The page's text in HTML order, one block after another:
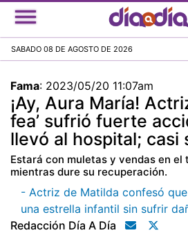
Pasar
al
SABADO 08 DE AGOSTO DE 2026
Fama: 2023/05/20 11:07am
¡Ay, Aura María!
fea’ sufrió fuerte
llevó al hospital; casi
Estará con muletas y vendas en el
mientras dure su recuperación.
- Actriz de Matilda confesó
una estrella infantil sin sufrir
Redacción Día A Día